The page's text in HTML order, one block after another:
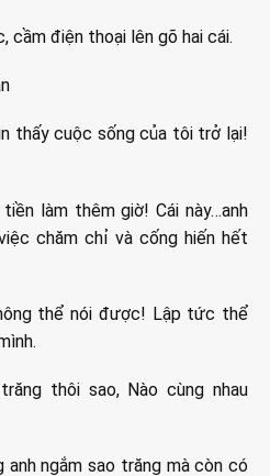
cầm điện thoại lên gõ hai cái.
thấy cuộc sống của tôi trở lại!
làm thêm giờ! Cái này…anh
chăm chỉ và cống hiến hết
thể nói được! Lập tức thể
thôi sao, Nào cùng nhau
ngắm sao trăng mà còn có